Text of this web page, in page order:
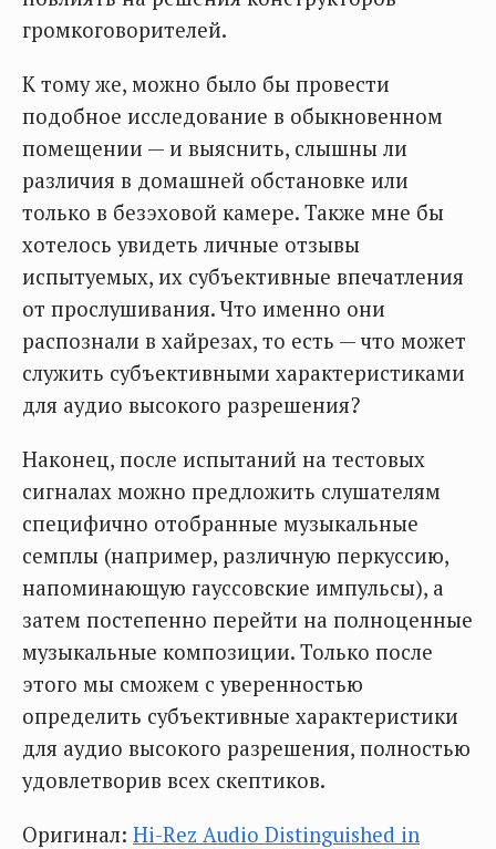
громкоговорителей.
К тому же, можно было бы провести
подобное исследование в обыкновенном
помещении — и выяснить, слышны ли
различия в домашней обстановке или
только в безэховой камере. Также мне бы
хотелось увидеть личные отзывы
испытуемых, их субъективные впечатления
от прослушивания. Что именно они
распознали в хайрезах, то есть — что может
служить субъективными характеристиками
для аудио высокого разрешения?
Наконец, после испытаний на тестовых
сигналах можно предложить слушателям
специфично отобранные музыкальные
семплы (например, различную перкуссию,
напоминающую гауссовские импульсы), а
затем постепенно перейти на полноценные
музыкальные композиции. Только после
этого мы сможем с уверенностью
определить субъективные характеристики
для аудио высокого разрешения, полностью
удовлетворив всех скептиков.
Оригинал: Hi-Rez Audio Distinguished in